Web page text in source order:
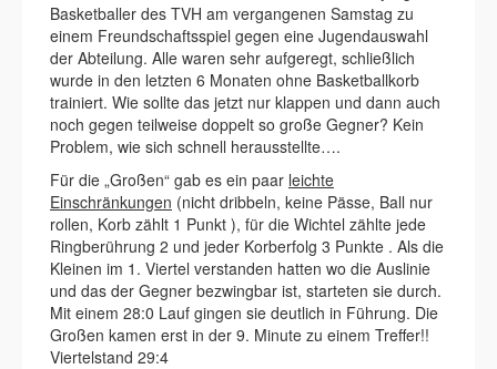
Basketballer des TVH am vergangenen Samstag zu
einem Freundschaftsspiel gegen eine Jugendauswahl
der Abteilung. Alle waren sehr aufgeregt, schließlich
wurde in den letzten 6 Monaten ohne Basketballkorb
trainiert. Wie sollte das jetzt nur klappen und dann auch
noch gegen teilweise doppelt so große Gegner? Kein
Problem, wie sich schnell herausstellte….
Für die „Großen“ gab es ein paar leichte
Einschränkungen (nicht dribbeln, keine Pässe, Ball nur
rollen, Korb zählt 1 Punkt ), für die Wichtel zählte jede
Ringberührung 2 und jeder Korberfolg 3 Punkte . Als die
Kleinen im 1. Viertel verstanden hatten wo die Auslinie
und das der Gegner bezwingbar ist, starteten sie durch.
Mit einem 28:0 Lauf gingen sie deutlich in Führung. Die
Großen kamen erst in der 9. Minute zu einem Treffer!!
Viertelstand 29:4